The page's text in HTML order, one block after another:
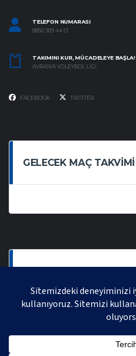
TELEFON NUMARASI
0850 309 44 13
TAKIMINI KUR, MÜCADELEYE BAŞLA!
AVRASYA VOLEYBOL LIGI
FACEBOOK TWITTER
GELECEK MAÇ TAKVIMI